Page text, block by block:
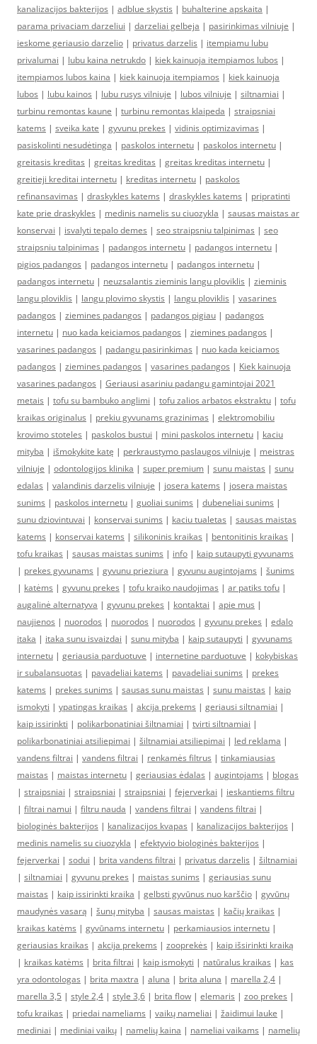
kanalizacijos bakterijos | adblue skystis | buhalterine apskaita |
parama privaciam darzeliui | darzeliai gelbeja | pasirinkimas vilniuje |
ieskome geriausio darzelio | privatus darzelis | itempiamu lubu
privalumai | lubu kaina netrukdo | kiek kainuoja itempiamos lubos |
itempiamos lubos kaina | kiek kainuoja itempiamos | kiek kainuoja
lubos | lubu kainos | lubu rusys vilniuje | lubos vilniuje | siltnamiai |
turbinu remontas kaune | turbinu remontas klaipeda | straipsniai
katems | sveika kate | gyvunu prekes | vidinis optimizavimas |
pasiskolinti nesudėtinga | paskolos internetu | paskolos internetu |
greitasis kreditas | greitas kreditas | greitas kreditas internetu |
greitieji kreditai internetu | kreditas internetu | paskolos
refinansavimas | draskykles katems | draskykles katems | pripratinti
kate prie draskykles | medinis namelis su ciuozykla | sausas maistas ar
konservai | isvalyti tepalo demes | seo straipsniu talpinimas | seo
straipsniu talpinimas | padangos internetu | padangos internetu |
pigios padangos | padangos internetu | padangos internetu |
padangos internetu | neuzsalantis zieminis langu ploviklis | zieminis
langu ploviklis | langu plovimo skystis | langu ploviklis | vasarines
padangos | ziemines padangos | padangos pigiau | padangos
internetu | nuo kada keiciamos padangos | ziemines padangos |
vasarines padangos | padangu pasirinkimas | nuo kada keiciamos
padangos | ziemines padangos | vasarines padangos | Kiek kainuoja
vasarines padangos | Geriausi asariniu padangu gamintojai 2021
metais | tofu su bambuko anglimi | tofu zalios arbatos ekstraktu | tofu
kraikas originalus | prekiu gyvunams grazinimas | elektromobiliu
krovimo stoteles | paskolos bustui | mini paskolos internetu | kaciu
mityba | išmokykite katę | perkraustymo paslaugos vilniuje | meistras
vilniuje | odontologijos klinika | super premium | sunu maistas | sunu
edalas | valandinis darzelis vilniuje | josera katems | josera maistas
sunims | paskolos internetu | guoliai sunims | dubeneliai sunims |
sunu dziovintuvai | konservai sunims | kaciu tualetas | sausas maistas
katems | konservai katems | silikoninis kraikas | bentonitinis kraikas |
tofu kraikas | sausas maistas sunims | info | kaip sutaupyti gyvunams
| prekes gyvunams | gyvunu prieziura | gyvunu augintojams | šunims
| katėms | gyvunu prekes | tofu kraiko naudojimas | ar patiks tofu |
augalinė alternatyva | gyvunu prekes | kontaktai | apie mus |
naujienos | nuorodos | nuorodos | nuorodos | gyvunu prekes | edalo
itaka | itaka sunu isvaizdai | sunu mityba | kaip sutaupyti | gyvunams
internetu | geriausia parduotuve | internetine parduotuve | kokybiskas
ir subalansuotas | pavadeliai katems | pavadeliai sunims | prekes
katems | prekes sunims | sausas sunu maistas | sunu maistas | kaip
ismokyti | ypatingas kraikas | akcija prekems | geriausi siltnamiai |
kaip issirinkti | polikarbonatiniai šiltnamiai | tvirti siltnamiai |
polikarbonatiniai atsiliepimai | šiltnamiai atsiliepimai | led reklama |
vandens filtrai | vandens filtrai | renkamės filtrus | tinkamiausias
maistas | maistas internetu | geriausias ėdalas | augintojams | blogas
| straipsniai | straipsniai | straipsniai | fejerverkai | ieskantiems filtru
| filtrai namui | filtru nauda | vandens filtrai | vandens filtrai |
biologinės bakterijos | kanalizacijos kvapas | kanalizacijos bakterijos |
medinis namelis su ciuozykla | efektyvio biologinės bakterijos |
fejerverkai | sodui | brita vandens filtrai | privatus darzelis | šiltnamiai
| siltnamiai | gyvunu prekes | maistas sunims | geriausias sunu
maistas | kaip issirinkti kraika | gelbsti gyvūnus nuo karščio | gyvūnų
maudynės vasarą | šunų mityba | sausas maistas | kačių kraikas |
kraikas katėms | gyvūnams internetu | perkamiausios internetu |
geriausias kraikas | akcija prekems | zooprekės | kaip išsirinkti kraiką
| kraikas katėms | brita filtrai | kaip ismokyti | natūralus kraikas | kas
yra odontologas | brita maxtra | aluna | brita aluna | marella 2,4 |
marella 3,5 | style 2,4 | style 3,6 | brita flow | elemaris | zoo prekes |
tofu kraikas | priedai nameliams | vaikų nameliai | žaidimui lauke |
mediniai | mediniai vaikų | namelių kaina | nameliai vaikams | namelių